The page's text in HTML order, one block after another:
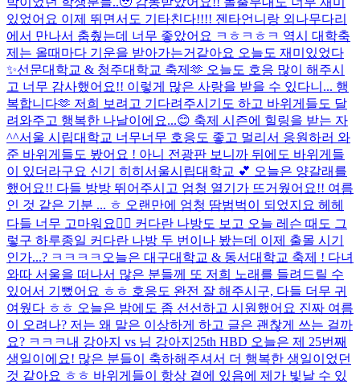
있었어요 이제 뛰면서도 기타친다!!!! 젠타언니랑 외나무다리
에서 만나서 춤췄는데 너무 좋았어요 ㅋㅎㅋㅎㅋ 역시 대학축
제는 올때마다 기운을 받아가는거같아요 오늘도 재미있었다
✨선문대학교 & 청주대학교 축제🫶 오늘도 호응 많이 해주시
고 너무 감사했어요!! 이렇게 많은 사랑을 받을 수 있다니... 행
복합니다🫶 저희 보려고 기다려주시기도 하고 바위게들도 달
려와주고 행복한 나날이에요...😊 축제 시즌에 힐링을 받는 자
^^서울 시립대학교 너무너무 호응도 좋고 멀리서 응원하러 와
준 바위게들도 봤어요 ! 아니 전광판 보니까 뒤에도 바위게들
이 있더라구요 신기 히히 서울시립대학교 💕 오늘은 양갈래를
했어요!! 다들 방방 뛰어주시고 엄청 열기가 뜨거웠어요!! 여름
인 것 같은 기분 ... ㅎ 오랜만에 엄청 땀범벅이 되었지요 헤헤
다들 너무 고마워요❤️‍🔥 커다란 나방도 보고 오늘 레슨 때도 그
렇구 하루종일 커다란 나방 두 번이나 봤는데 이제 출몰 시기
인가...? ㅋㅋㅋㅋ 오늘은 대구대학교 & 동서대학교 축제 ! 다녀
와따 서울을 떠나서 많은 분들께 또 저희 노래를 들려드릴 수
있어서 기뻤어요 ㅎㅎ 호응도 완전 잘 해주시구, 다들 더무 귀
여웠다 ㅎㅎ 오늘은 밤에도 좀 선선하고 시원했어요 진짜 여름
이 오려나? 저는 왜 말은 이상하게 하고 글은 괜찮게 쓰는 걸까
요? ㅋㅋㅋ 내 강아지 vs 님 강아지 25th HBD 오늘은 제 25번째
생일이에요! 많은 분들이 축하해주셔서 더 행복한 생일이었던
것 같아요 ㅎㅎ 바위게들이 항상 곁에 있음에 제가 빛날 수 있